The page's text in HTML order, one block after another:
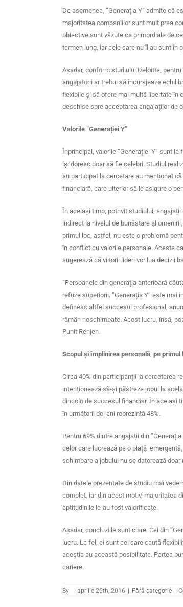
De asemenea, ”Generația Y” admite că
majoritatea companiilor sunt mult prea
obiective sunt văzute ca primordiale de
termen lung, iar cele care nu îl au sunt în
Așadar, conform studiului Deloitte,
angajatorii ar trebui să încurajeaze
flexibile și să ofere mai multă libertate în
deschise spre acceptarea angajaților de
Valorile ”Generației Y”
Înprincipal, valorile ”Generației Y” sunt
își doresc doar să fie celebri. Studiul
au participat la cercetare au menționat
financiară, care ulterior să le asigure o
În același timp, potrivit studiului,
indirect la nivelul de bunăstare al
primul loc, astfel, nu este o problemă
în conflict cu valorile personale. Aceste
sugerează că viitorii lideri vor lua decizii
“Persoanele din generația anterioară
refuze superiorii. “Generația Y” este mai
definesc altfel succesul profesional,
rămân neschimbate. Acest lucru, însă,
Punit Renjen.
Scopul și împlinirea personală pe primul
Circa 40% din participanții la cercetarea
intenționează să-și păstreze jobul la
dincolo de succesul financiar. În același
în următorii doi ani reprezintă 48%.
Pentru 69% dintre angajații din
celor care lucrează pe o piață
schimbare a jobului nu se datorează
Din datele prezentate de studiu mai
complet, iar din acest motiv, majoritatea
aptitudinile le-au fost valorificate.
Așadar, concluziile sunt clare. Cei din
lucru. La fel, ei sunt cei care caută
aceștia au această posibilitate. Partea
cariere.
By | aprilie 26th, 2016 | Fără categorie |